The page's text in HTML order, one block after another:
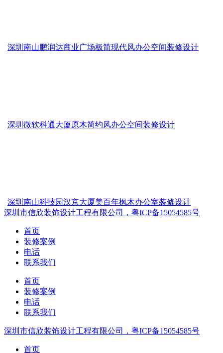
深圳南山鹏润达商业广场极简现代风办公空间装修设计
深圳微软科通大厦原木简约风办公空间装修设计
深圳南山科技园汉京大厦美百年枫木办公室装修设计
深圳市信欣装饰设计工程有限公司，粤ICP备15054585号
首页
装修案例
电话
联系我们
首页
装修案例
电话
联系我们
深圳市信欣装饰设计工程有限公司，粤ICP备15054585号
首页